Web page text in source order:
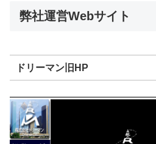
弊社運営Webサイト
ドリーマン旧HP